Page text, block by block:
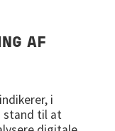
AF
i
stand til at